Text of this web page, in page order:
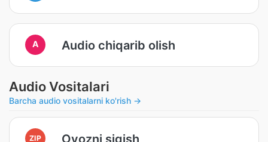
A Audio chiqarib olish
Audio Vositalari
Barcha audio vositalarni ko'rish →
ZIP Ovozni siqish